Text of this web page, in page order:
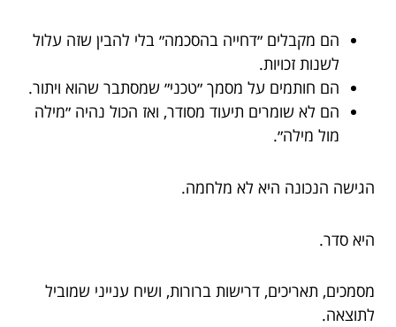
הם מקבלים ״דחייה בהסכמה״ בלי להבין שזה עלול
לשנות זכויות.
הם חותמים על מסמך ״טכני״ שמסתבר שהוא ויתור.
הם לא שומרים תיעוד מסודר, ואז הכול נהיה ״מילה
מול מילה״.
הגישה הנכונה היא לא מלחמה.
היא סדר.
מסמכים, תאריכים, דרישות ברורות, ושיח ענייני שמוביל
לתוצאה.